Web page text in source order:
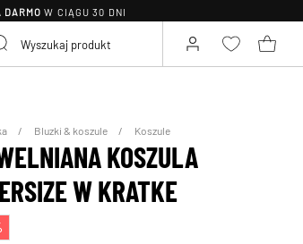
DARMO W CIĄGU 30 DNI
Bluzki & koszule Koszule
KOSZULA
W KRATKE